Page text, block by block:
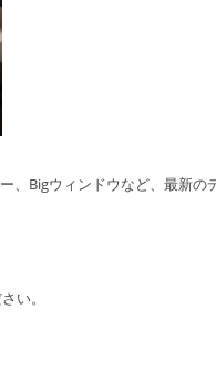
Bigウィンドウなど、最新
い。